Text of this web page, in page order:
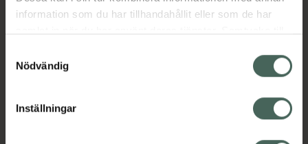
information som du har tillhandahållit eller som de har
återkalla ditt samtycke via webbplatsens
cookieinställningar. Ett återkallat samtycke påverkar inte
lagligheten av behandling som skett innan återkallelsen.
Nödvändig
Inställningar
Visa